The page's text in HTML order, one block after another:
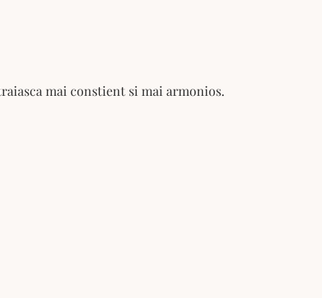
mai constient si mai armonios.